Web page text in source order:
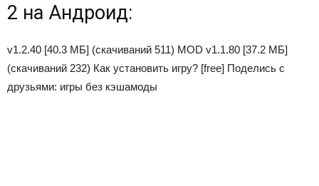
2 на Андроид:
v1.2.40 [40.3 МБ] (скачиваний 511) MOD v1.1.80 [37.2 МБ]
(скачиваний 232) Как установить игру? [free] Поделись с
друзьями: игры без кэшамоды